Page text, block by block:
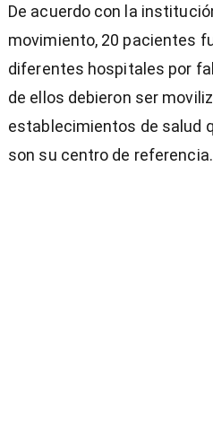
De acuerdo con la
movimiento, 20 pacientes
diferentes hospitales por
de ellos debieron ser
establecimientos de salud
son su centro de referencia.